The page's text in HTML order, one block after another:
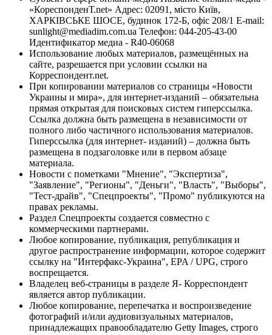
«КореспонденТ.net» Адрес: 02091, місто Київ,
ХАРКІВСЬКЕ ШОСЕ, будинок 172-Б, офіс 208/1 E-mail:
sunlight@mediadim.com.ua Телефон: 044-205-43-00
Идентификатор медиа - R40-06068
Использование любых материалов, размещённых на
сайте, разрешается при условии ссылки на
Корреспондент.net.
При копировании материалов со страницы «Новости
Украины и мира», для интернет-изданий – обязательна
прямая открытая для поисковых систем гиперссылка.
Ссылка должна быть размещена в независимости от
полного либо частичного использования материалов.
Гиперссылка (для интернет- изданий) – должна быть
размещена в подзаголовке или в первом абзаце
материала.
Новости с пометками "Мнение", "Экспертиза",
"Заявление", "Регионы", "Деньги", "Власть", "Выборы",
"Тест-драйв", "Спецпроекты", "Промо" публикуются на
правах рекламы.
Раздел Спецпроекты создается совместно с
коммерческими партнерами.
Любое копирование, публикация, републикация и
другое распространение информации, которое содержит
ссылку на "Интерфакс-Украина", EPA / UPG, строго
воспрещается.
Владелец веб-страницы в разделе Я- Корреспондент
является автор публикации.
Любое копирование, перепечатка и воспроизведение
фотографий и/или аудиовизуальных материалов,
принадлежащих правообладателю Getty Images, строго